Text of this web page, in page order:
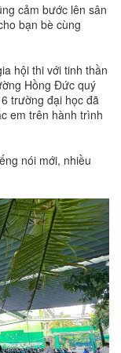
cảm bước lên sân
bạn bè cùng
hội thi với tinh thần
Hồng Đức quý
trường đại học đã
em trên hành trình
nói mới, nhiều